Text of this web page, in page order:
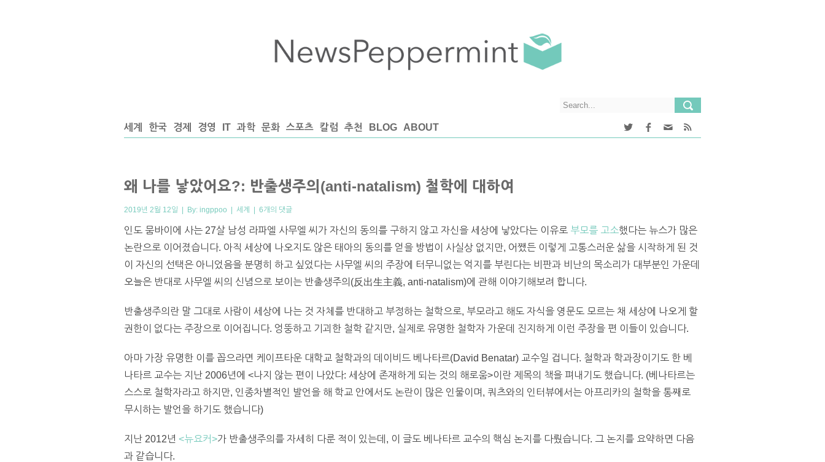
세계 한국 경제 경영 IT 과학 문화 스포츠 칼럼 추천 BLOG ABOUT
왜 나를 낳았어요?: 반출생주의(anti-natalism) 철학에 대하여
2019년 2월 12일 | By: ingppoo | 세계 | 6개의 댓글
인도 뭄바이에 사는 27살 남성 라파엘 사무엘 씨가 자신의 동의를 구하지 않고 자신을 세상에 낳았다는 이유로 부모를 고소했다는 뉴스가 많은
논란으로 이어졌습니다. 아직 세상에 나오지도 않은 태아의 동의를 얻을 방법이 사실상 없지만, 어쨌든 이렇게 고통스러운 삶을 시작하게 된 것
이 자신의 선택은 아니었음을 분명히 하고 싶었다는 사무엘 씨의 주장에 터무니없는 억지를 부린다는 비판과 비난의 목소리가 대부분인 가운데
오늘은 반대로 사무엘 씨의 신념으로 보이는 반출생주의(反出生主義, anti-natalism)에 관해 이야기해보려 합니다.
반출생주의란 말 그대로 사람이 세상에 나는 것 자체를 반대하고 부정하는 철학으로, 부모라고 해도 자식을 영문도 모르는 채 세상에 나오게 할
권한이 없다는 주장으로 이어집니다. 엉뚱하고 기괴한 철학 같지만, 실제로 유명한 철학자 가운데 진지하게 이런 주장을 편 이들이 있습니다.
아마 가장 유명한 이를 꼽으라면 케이프타운 대학교 철학과의 데이비드 베나타르(David Benatar) 교수일 겁니다. 철학과 학과장이기도 한 베
나타르 교수는 지난 2006년에 <나지 않는 편이 나았다: 세상에 존재하게 되는 것의 해로움>이란 제목의 책을 펴내기도 했습니다. (베나타르는
스스로 철학자라고 하지만, 인종차별적인 발언을 해 학교 안에서도 논란이 많은 인물이며, 쿼츠와의 인터뷰에서는 아프리카의 철학을 통째로
무시하는 발언을 하기도 했습니다)
지난 2012년 <뉴요커>가 반출생주의를 자세히 다룬 적이 있는데, 이 글도 베나타르 교수의 핵심 논지를 다뤘습니다. 그 논지를 요약하면 다음
과 같습니다.